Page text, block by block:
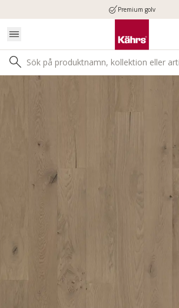
Premium golv